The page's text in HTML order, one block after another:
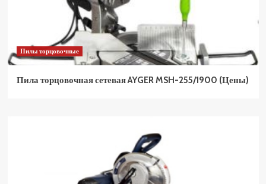
Пилы торцовочные
Пила торцовочная сетевая AYGER MSH-255/1900 (Цены)